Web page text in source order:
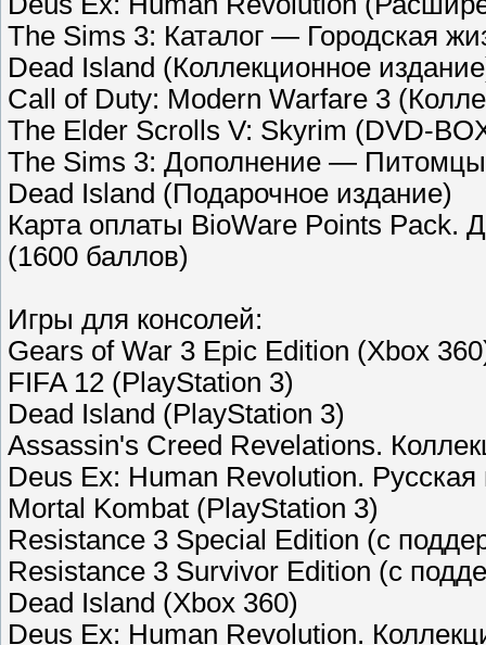
The Sims 3: Каталог — Городская
Dead Island (Коллекционное
Call of Duty: Modern Warfare 3
The Elder Scrolls V: Skyrim (DVD-
The Sims 3: Дополнение —
Dead Island (Подарочное издание)
Карта оплаты BioWare Points Pack.
(1600 баллов)
Игры для консолей:
Gears of War 3 Epic Edition (Xbox
FIFA 12 (PlayStation 3)
Dead Island (PlayStation 3)
Assassin's Creed Revelations.
Deus Ex: Human Revolution.
Mortal Kombat (PlayStation 3)
Resistance 3 Special Edition (c
Resistance 3 Survivor Edition (c
Dead Island (Xbox 360)
Deus Ex: Human Revolution.